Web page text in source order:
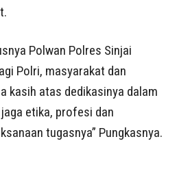
Polwan Polres Sinjai
Polri, masyarakat dan
kasih atas dedikasinya dalam
etika, profesi dan
tugasnya” Pungkasnya.